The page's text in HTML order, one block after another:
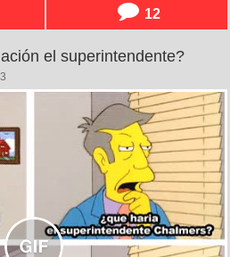
12
el superintendente?